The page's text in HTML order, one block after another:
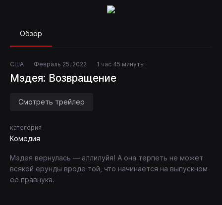
Обзор
США Февраль 25, 2022 1 час 45 минуты
Мэдея: Возвращение
Смотреть трейлер
категория
Комедия
Мэдея вернулась — аллилуйя! А она терпеть не может
всякой ерунды вроде той, что начинается на выпускном
ее правнука.